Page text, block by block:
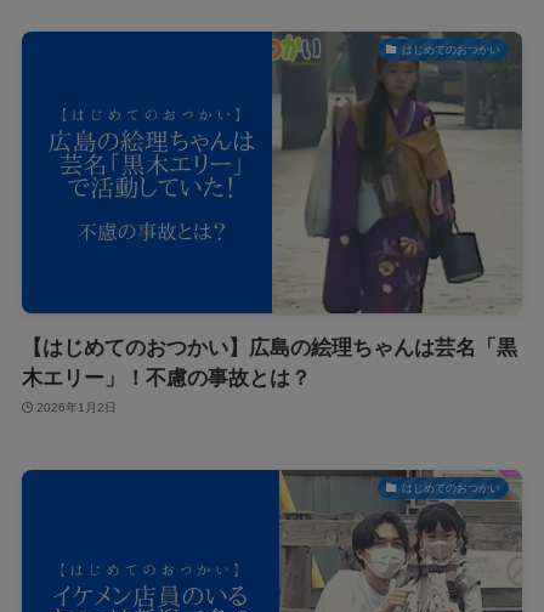
はじめてのおつかい
【はじめてのおつかい】広島の絵理ちゃんは芸名「黒
木エリー」！不慮の事故とは？
2026年1月2日
はじめてのおつかい